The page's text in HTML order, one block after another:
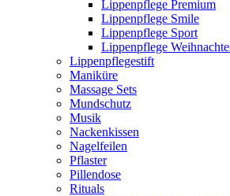
Lippenpflege Premium
Lippenpflege Smile
Lippenpflege Sport
Lippenpflege
Lippenpflegestift
Maniküre
Massage Sets
Mundschutz
Musik
Nackenkissen
Nagelfeilen
Pflaster
Pillendose
Rituals